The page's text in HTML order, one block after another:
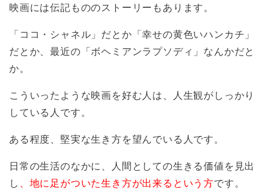
映画には伝記もののストーリーもあります。
「ココ・シャネル」だとか「幸せの黄色いハンカチ」
だとか、最近の「ボヘミアンラプソディ」なんかだと
か。
こういったような映画を好む人は、人生観がしっかり
している人です。
ある程度、堅実な生き方を望んでいる人です。
日常の生活のなかに、人間としての生きる価値を見出
し
、地に足がついた生き方が出来るという方です。